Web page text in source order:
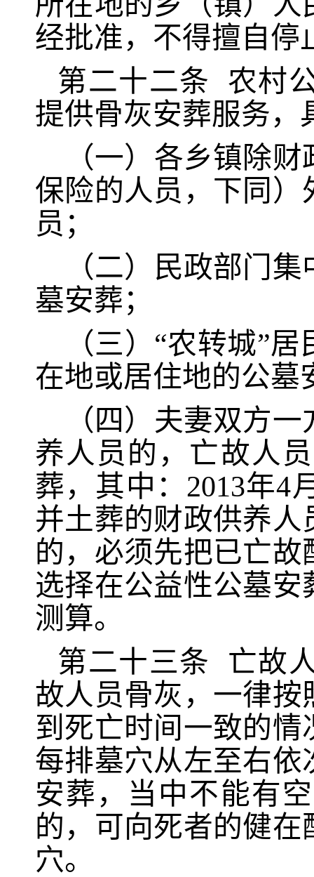
经批准，不得擅自停
第二十二条
农村
提供骨灰安葬服务，
（一）各乡镇除
保险的人员，下同
员；
（二）民政部门
墓安葬；
（三） “农转城”
在地或居住地的公墓
（四）夫妻双方
养人员的，亡故人
葬，其中： 2013年4
并土葬的财政供养
的，必须先把已亡
选择在公益性公墓
测算。
第二十三条
亡故
故人员骨灰，一律
到死亡时间一致的
每排墓穴从左至右
安葬，当中不能有
的，可向死者的健
穴。